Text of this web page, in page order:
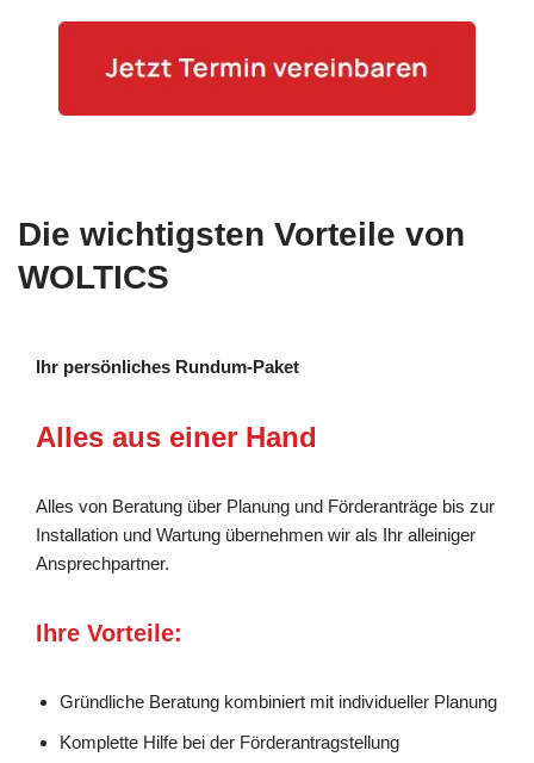
Die wichtigsten Vorteile von
WOLTICS
Ihr persönliches Rundum-Paket
Alles aus einer Hand
Alles von Beratung über Planung und Förderanträge bis zur
Installation und Wartung übernehmen wir als Ihr alleiniger
Ansprechpartner.
Ihre Vorteile:
Gründliche Beratung kombiniert mit individueller Planung
Komplette Hilfe bei der Förderantragstellung